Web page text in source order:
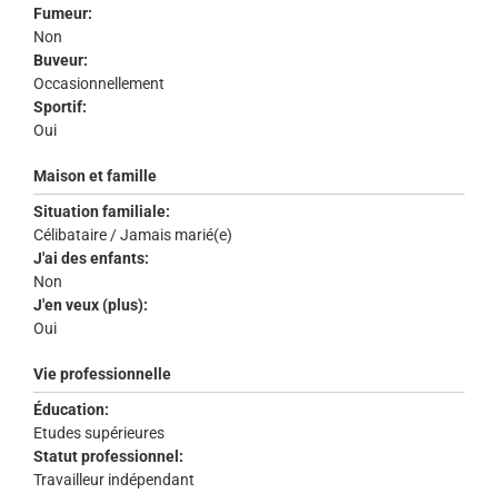
Fumeur:
Non
Buveur:
Occasionnellement
Sportif:
Oui
Maison et famille
Situation familiale:
Célibataire / Jamais marié(e)
J'ai des enfants:
Non
J'en veux (plus):
Oui
Vie professionnelle
Éducation:
Etudes supérieures
Statut professionnel:
Travailleur indépendant